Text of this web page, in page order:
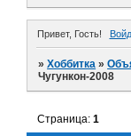
Привет, Гость!
»Хоббитка »
Чугункон-2008
Страница:1